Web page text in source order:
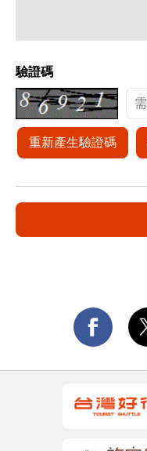
驗證碼
重新產生驗證碼